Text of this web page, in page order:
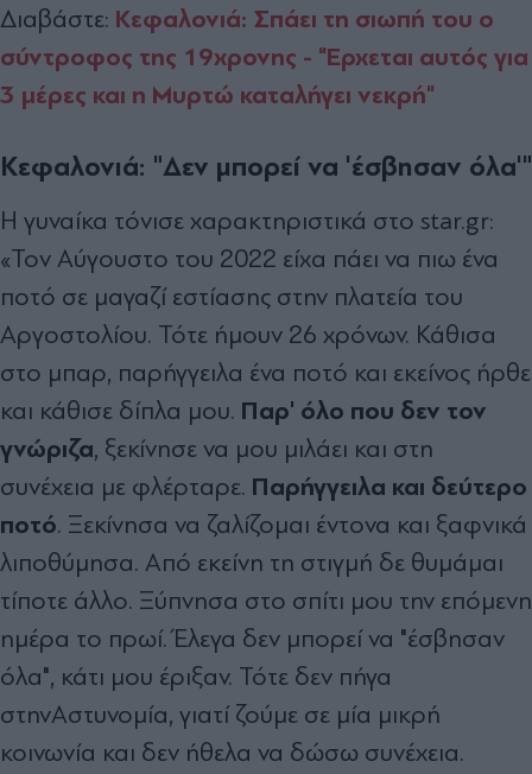
Διαβάστε: Κεφαλονιά: Σπάει τη σιωπή του ο
σύντροφος της 19χρονης - "Έρχεται αυτός για
3 μέρες και η Μυρτώ καταλήγει νεκρή"
Κεφαλονιά: "Δεν μπορεί να 'έσβησαν όλα'"
Η γυναίκα τόνισε χαρακτηριστικά στο star.gr:
«Τον Αύγουστο του 2022 είχα πάει να πιω ένα
ποτό σε μαγαζί εστίασης στην πλατεία του
Αργοστολίου. Τότε ήμουν 26 χρόνων. Κάθισα
στο μπαρ, παρήγγειλα ένα ποτό και εκείνος ήρθε
και κάθισε δίπλα μου. Παρ' όλο που δεν τον
γνώριζα, ξεκίνησε να μου μιλάει και στη
συνέχεια με φλέρταρε. Παρήγγειλα και δεύτερο
ποτό. Ξεκίνησα να ζαλίζομαι έντονα και ξαφνικά
λιποθύμησα. Από εκείνη τη στιγμή δε θυμάμαι
τίποτε άλλο. Ξύπνησα στο σπίτι μου την επόμενη
ημέρα το πρωί. Έλεγα δεν μπορεί να "έσβησαν
όλα", κάτι μου έριξαν. Τότε δεν πήγα
στηνΑστυνομία, γιατί ζούμε σε μία μικρή
κοινωνία και δεν ήθελα να δώσω συνέχεια.